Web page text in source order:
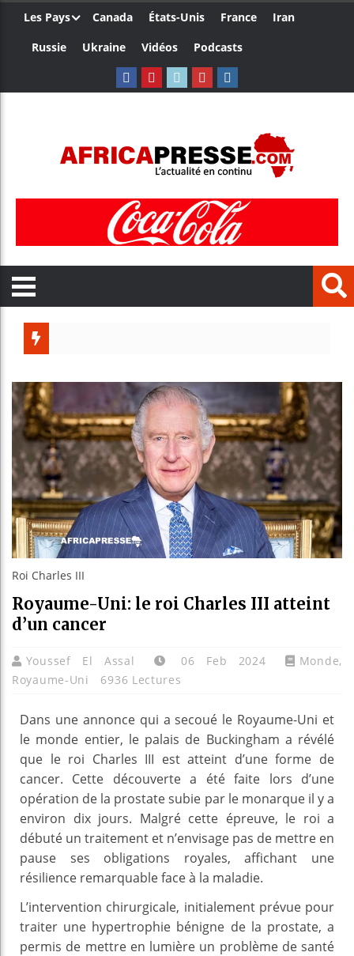
Les Pays Canada États-Unis France
Iran
Russie
Ukraine Vidéos Podcasts
Côte
Tunisie
Ceuta :
Roi Charles III
Royaume-Uni: le roi Charles III atteint
d’un cancer
Youssef El Assal 06 Feb 2024 Monde,
Royaume-Uni
6936 Lectures
Dans une annonce qui a secoué le Royaume-Uni et
le monde entier, le palais de Buckingham a révélé
que le roi Charles III est atteint d’une forme de
cancer. Cette découverte a été faite lors d’une
opération de la prostate subie par le monarque il y a
environ dix jours. Malgré cette épreuve, le roi a
débuté un traitement et n’envisage pas de mettre en
pause ses obligations royales, affichant une
résilience remarquable face à la maladie.
L’intervention chirurgicale, initialement prévue pour
traiter une hypertrophie bénigne de la prostate, a
permis de mettre en lumière un problème de santé